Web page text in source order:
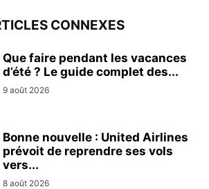
CONNEXES
Que faire pendant les vacances
d’été ? Le guide complet des...
9 août 2026
Bonne nouvelle : United Airlines
prévoit de reprendre ses vols
vers...
8 août 2026